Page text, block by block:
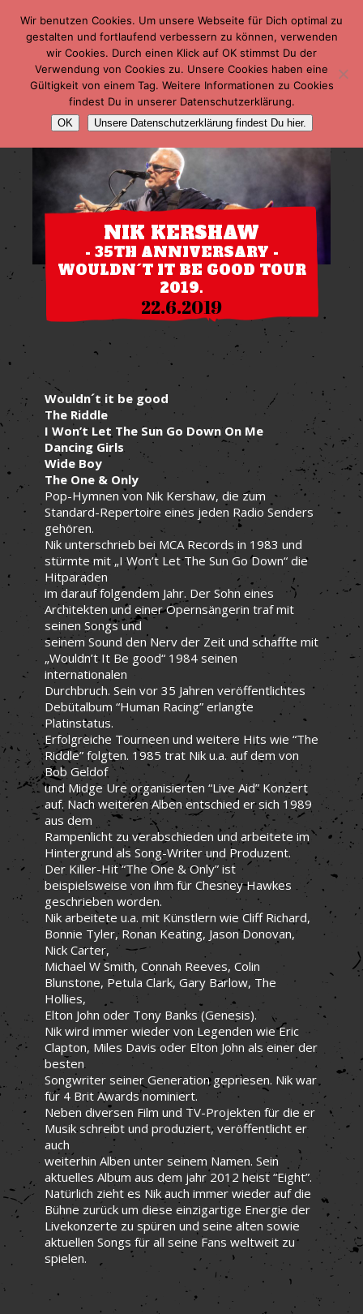
NIK KERSHAW
- 35TH ANNIVERSARY -
WOULDN´T IT BE GOOD TOUR
2019.
22.6.2019
Wouldn´t it be good
The Riddle
I Won’t Let The Sun Go Down On Me
Dancing Girls
Wide Boy
The One & Only
Pop-Hymnen von Nik Kershaw, die zum
Standard-Repertoire eines jeden Radio Senders
gehören.
Nik unterschrieb bei MCA Records in 1983 und
stürmte mit „I Won’t Let The Sun Go Down“ die
Hitparaden
im darauf folgendem Jahr. Der Sohn eines
Architekten und einer Opernsängerin traf mit
seinen Songs und
seinem Sound den Nerv der Zeit und schaffte mit
„Wouldn’t It Be good“ 1984 seinen
internationalen
Durchbruch. Sein vor 35 Jahren veröffentlichtes
Debütalbum “Human Racing” erlangte
Platinstatus.
Erfolgreiche Tourneen und weitere Hits wie “The
Riddle” folgten. 1985 trat Nik u.a. auf dem von
Bob Geldof
und Midge Ure organisierten “Live Aid” Konzert
auf. Nach weiteren Alben entschied er sich 1989
aus dem
Rampenlicht zu verabschieden und arbeitete im
Hintergrund als Song-Writer und Produzent.
Der Killer-Hit “The One & Only” ist
beispielsweise von ihm für Chesney Hawkes
geschrieben worden.
Nik arbeitete u.a. mit Künstlern wie Cliff Richard,
Bonnie Tyler, Ronan Keating, Jason Donovan,
Nick Carter,
Michael W Smith, Connah Reeves, Colin
Blunstone, Petula Clark, Gary Barlow, The
Hollies,
Elton John oder Tony Banks (Genesis).
Nik wird immer wieder von Legenden wie Eric
Clapton, Miles Davis oder Elton John als einer der
besten
Songwriter seiner Generation gepriesen. Nik war
für 4 Brit Awards nominiert.
Neben diversen Film und TV-Projekten für die er
Musik schreibt und produziert, veröffentlicht er
auch
weiterhin Alben unter seinem Namen. Sein
aktuelles Album aus dem jahr 2012 heist “Eight”.
Natürlich zieht es Nik auch immer wieder auf die
Bühne zurück um diese einzigartige Energie der
Livekonzerte zu spüren und seine alten sowie
aktuellen Songs für all seine Fans weltweit zu
spielen.
Wir benutzen Cookies. Um unsere Webseite für Dich optimal zu
gestalten und fortlaufend verbessern zu können, verwenden
wir Cookies. Durch einen Klick auf OK stimmst Du der
Verwendung von Cookies zu. Unsere Cookies haben eine
Gültigkeit von einem Tag. Weitere Informationen zu Cookies
findest Du in unserer Datenschutzerklärung.
OK Unsere Datenschutzerklärung findest Du hier.